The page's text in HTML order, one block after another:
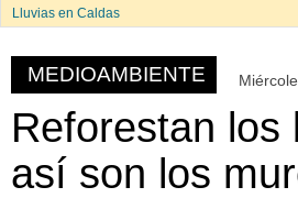
Lluvias en Caldas
MEDIOAMBIENTE
Reforestan los
así son los